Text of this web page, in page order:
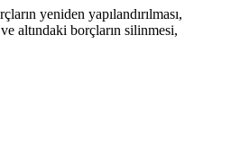
yeniden yapılandırılması,
altındaki borçların silinmesi,